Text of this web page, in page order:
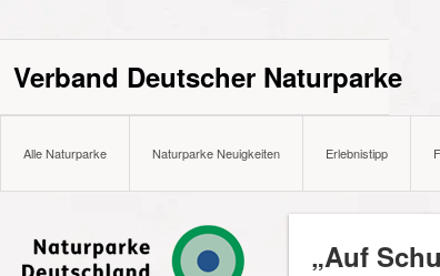
Verband Deutscher Naturparke
Alle Naturparke Naturparke Neuigkeiten Erlebnistipp
„Auf